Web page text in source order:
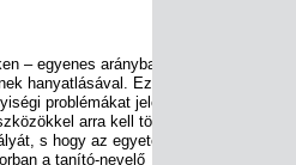
– egyenes arányban a
hanyatlásával. Ez már
problémákat jelent a
arra kell törekedni,
s hogy az egyetemen a
a tanító-nevelő